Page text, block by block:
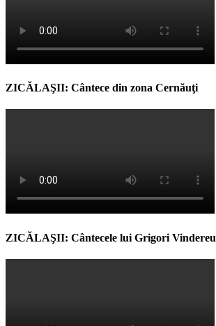
ZICĂLAŞII: Cântece din zona Cernăuţi
ZICĂLAŞII: Cântecele lui Grigori Vindereu